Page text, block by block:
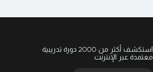
استكشف أكثر من 2000 دورة تدريبية
معتمدة عبر الإنترنت